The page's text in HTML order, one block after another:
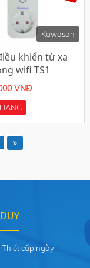
Kawasan
khiển từ xa
dùng sóng wifi TS1
VNĐ
Thiết cấp ngày